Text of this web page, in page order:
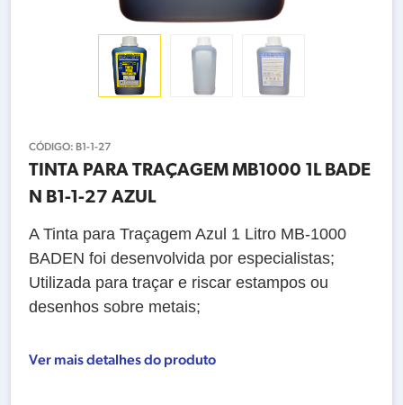
CÓDIGO: B1-1-27
TINTA PARA TRAÇAGEM MB1000 1L BADE
N B1-1-27 AZUL
A Tinta para Traçagem Azul 1 Litro MB-1000
BADEN foi desenvolvida por especialistas;
Utilizada para traçar e riscar estampos ou
desenhos sobre metais;
Ver mais detalhes do produto